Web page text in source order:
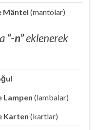
Mäntel (mantolar)
“-n”eklenerek
Lampen (lambalar)
Karten (kartlar)